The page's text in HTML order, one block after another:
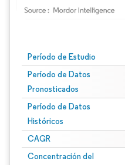
Período de Estudio
Período de Datos
Pronosticados
Período de Datos
Históricos
CAGR
Concentración del